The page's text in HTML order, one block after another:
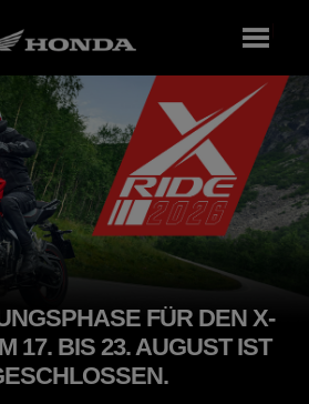
FÜR DEN X-
17. BIS 23. AUGUST IST